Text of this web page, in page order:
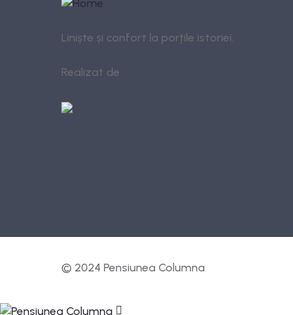
Liniște și confort la porțile istoriei.
Realizat de
© 2024 Pensiunea Columna